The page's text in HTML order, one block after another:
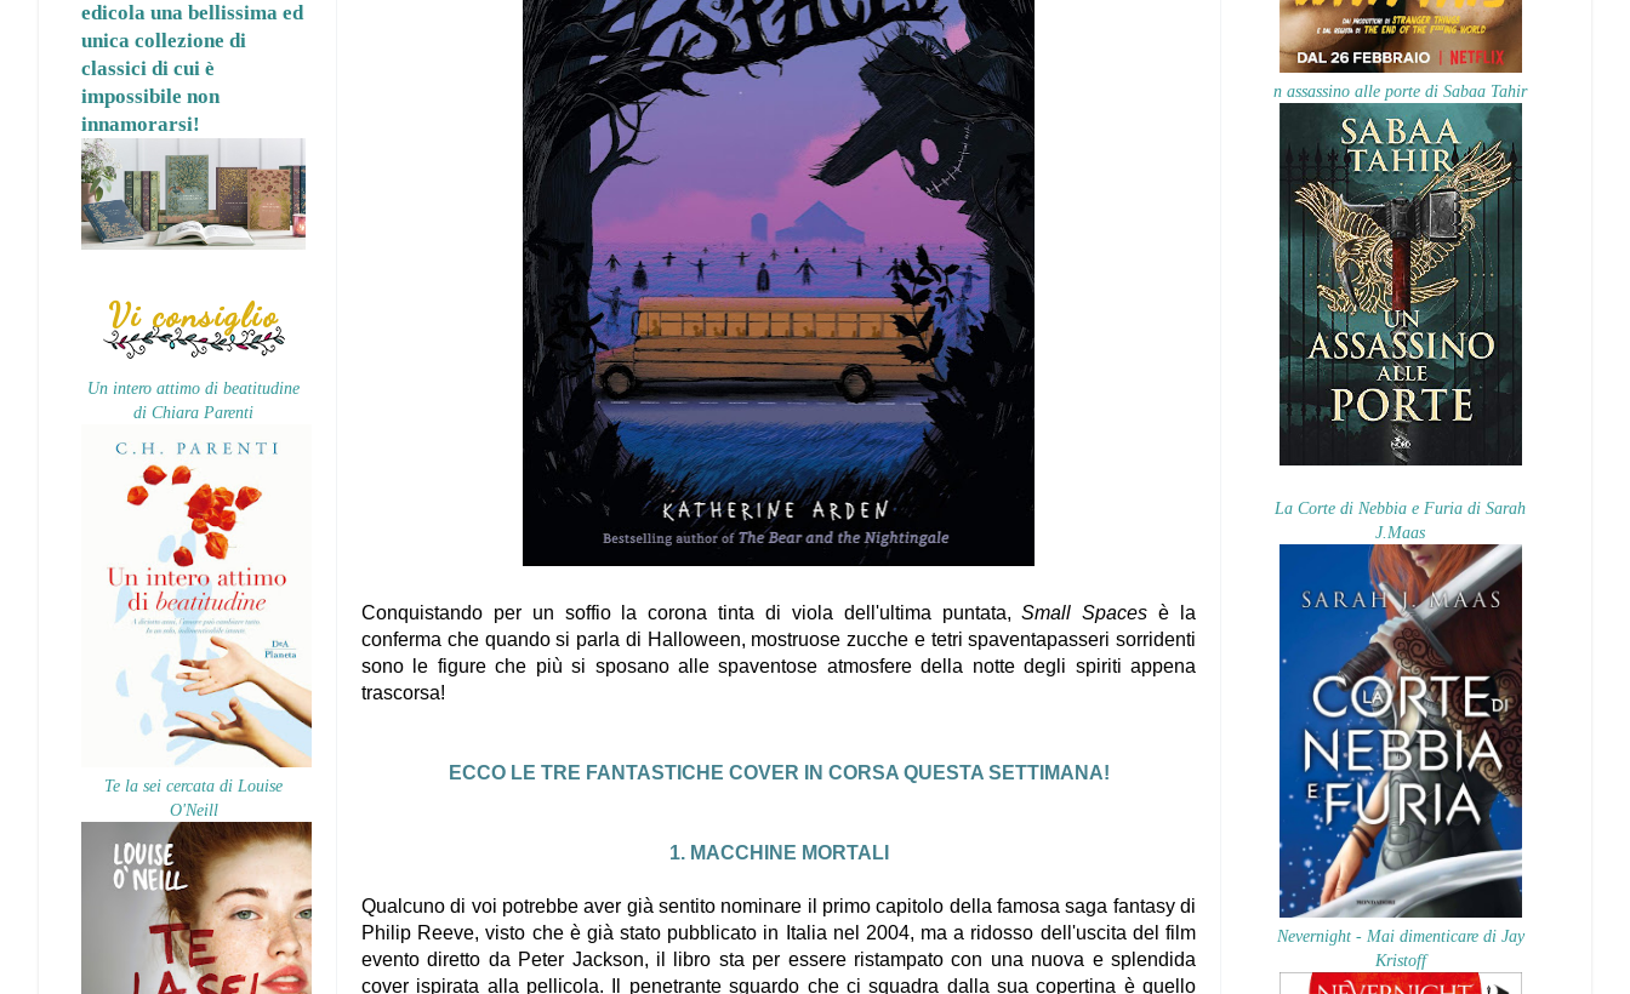
Conquistando per un soffio la corona tinta di viola dell'ultima puntata,Small Spaces è la
conferma che quando si parla di Halloween, mostruose zucche e tetri spaventapasseri sorridenti
sono le figure che più si sposano alle spaventose atmosfere della notte degli spiriti appena
trascorsa!
ECCO LE TRE FANTASTICHE COVER IN CORSA QUESTA SETTIMANA!
1. MACCHINE MORTALI
Qualcuno di voi potrebbe aver già sentito nominare il primo capitolo della famosa saga fantasy di
Philip Reeve, visto che è già stato pubblicato in Italia nel 2004, ma a ridosso dell'uscita del film
evento diretto da Peter Jackson, il libro sta per essere ristampato con una nuova e splendida
cover ispirata alla pellicola. Il penetrante sguardo che ci squadra dalla sua copertina è quello
edicola una bellissima ed
unica collezione di
classici di cui è
impossibile non
innamorarsi!
Vi consiglio
Un intero attimo di beatitudine
di Chiara Parenti
Te la sei cercata di Louise
O'Neill
n assassino alle porte di Sabaa Tahir
La Corte di Nebbia e Furia di Sarah
J.Maas
Nevernight - Mai dimenticare di Jay
Kristoff